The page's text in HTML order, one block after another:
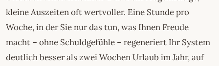
kleine Auszeiten oft wertvoller. Eine Stunde pro
Woche, in der Sie nur das tun, was Ihnen Freude
macht – ohne Schuldgefühle – regeneriert Ihr System
deutlich besser als zwei Wochen Urlaub im Jahr, auf